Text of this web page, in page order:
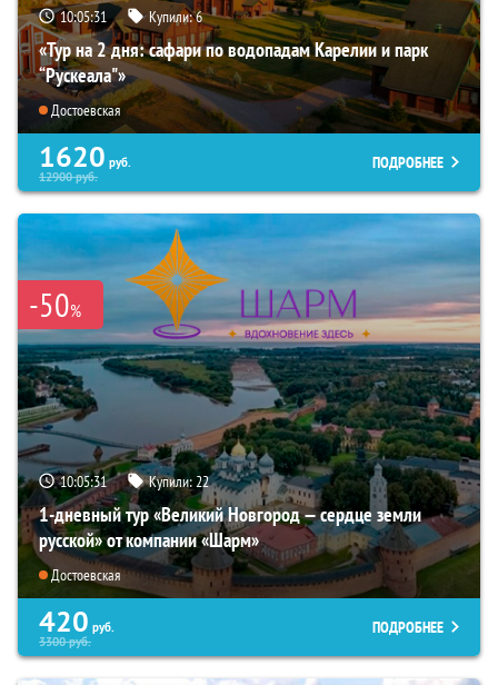
10:05:30 Купили:6
«Тур на 2 дня: сафари по водопадам Карелии и парк
“Рускеала"»
Достоевская
1620 руб.
12900руб.
ПОДРОБНЕЕ
-50%
10:05:30 Купили:22
1-дневный тур «Великий Новгород — сердце земли
русской» от компании «Шарм»
Достоевская
420 руб.
3300руб.
ПОДРОБНЕЕ